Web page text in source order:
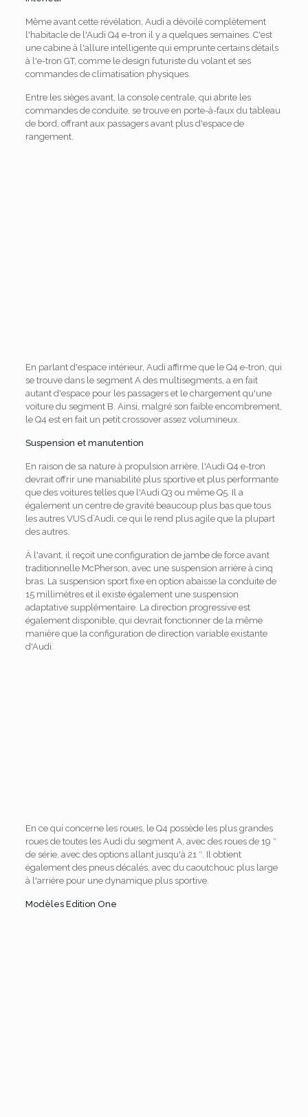
Même avant cette révélation, Audi a dévoilé complètement
l'habitacle de l'Audi Q4 e-tron il y a quelques semaines. C'est
une cabine à l'allure intelligente qui emprunte certains détails
à l'e-tron GT, comme le design futuriste du volant et ses
commandes de climatisation physiques.
Entre les sièges avant, la console centrale, qui abrite les
commandes de conduite, se trouve en porte-à-faux du tableau
de bord, offrant aux passagers avant plus d'espace de
rangement.
En parlant d'espace intérieur, Audi affirme que le Q4 e-tron, qui
se trouve dans le segment A des multisegments, a en fait
autant d'espace pour les passagers et le chargement qu'une
voiture du segment B. Ainsi, malgré son faible encombrement,
le Q4 est en fait un petit crossover assez volumineux.
Suspension et manutention
En raison de sa nature à propulsion arrière, l'Audi Q4 e-tron
devrait offrir une maniabilité plus sportive et plus performante
que des voitures telles que l'Audi Q3 ou même Q5. Il a
également un centre de gravité beaucoup plus bas que tous
les autres VUS d’Audi, ce qui le rend plus agile que la plupart
des autres.
À l'avant, il reçoit une configuration de jambe de force avant
traditionnelle McPherson, avec une suspension arrière à cinq
bras. La suspension sport fixe en option abaisse la conduite de
15 millimètres et il existe également une suspension
adaptative supplémentaire. La direction progressive est
également disponible, qui devrait fonctionner de la même
manière que la configuration de direction variable existante
d'Audi.
En ce qui concerne les roues, le Q4 possède les plus grandes
roues de toutes les Audi du segment A, avec des roues de 19 ″
de série, avec des options allant jusqu'à 21 ″. Il obtient
également des pneus décalés, avec du caoutchouc plus large
à l'arrière pour une dynamique plus sportive.
Modèles Edition One